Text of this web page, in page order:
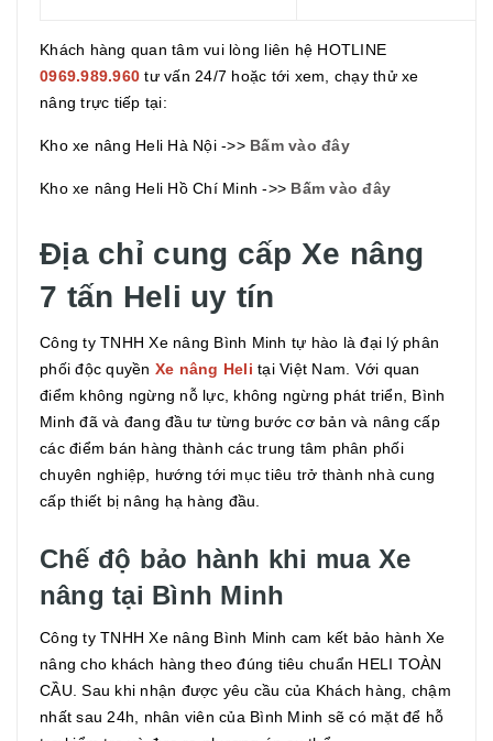
Khách hàng quan tâm vui lòng liên hệ HOTLINE
0969.989.960tư vấn 24/7 hoặc tới xem, chạy thử xe
nâng trực tiếp tại:
Kho xe nâng Heli Hà Nội ->> Bấm vào đây
Kho xe nâng Heli Hồ Chí Minh ->> Bấm vào đây
Địa chỉ cung cấp Xe nâng
7 tấn Heli uy tín
Công ty TNHH Xe nâng Bình Minh tự hào là đại lý phân
phối độc quyền Xe nâng Heli tại Việt Nam. Với quan
điểm không ngừng nỗ lực, không ngừng phát triển, Bình
Minh đã và đang đầu tư từng bước cơ bản và nâng cấp
các điểm bán hàng thành các trung tâm phân phối
chuyên nghiệp, hướng tới mục tiêu trở thành nhà cung
cấp thiết bị nâng hạ hàng đầu.
Chế độ bảo hành khi mua Xe
nâng tại Bình Minh
Công ty TNHH Xe nâng Bình Minh cam kết bảo hành Xe
nâng cho khách hàng theo đúng tiêu chuẩn HELI TOÀN
CẦU. Sau khi nhận được yêu cầu của Khách hàng, chậm
nhất sau 24h, nhân viên của Bình Minh sẽ có mặt để hỗ